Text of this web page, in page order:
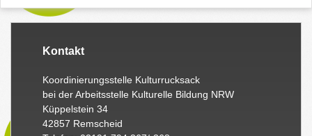
Kontakt
Koordinierungsstelle Kulturrucksack
bei der Arbeitsstelle Kulturelle Bildung NRW
Küppelstein 34
42857 Remscheid